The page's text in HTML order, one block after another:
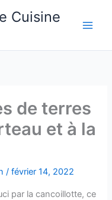
Cuisine
de terres
et à la
/février 14, 2022
par la cancoillotte, ce